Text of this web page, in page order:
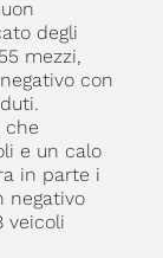
degli
mezzi,
con
che
e un calo
in parte i
negativo
veicoli